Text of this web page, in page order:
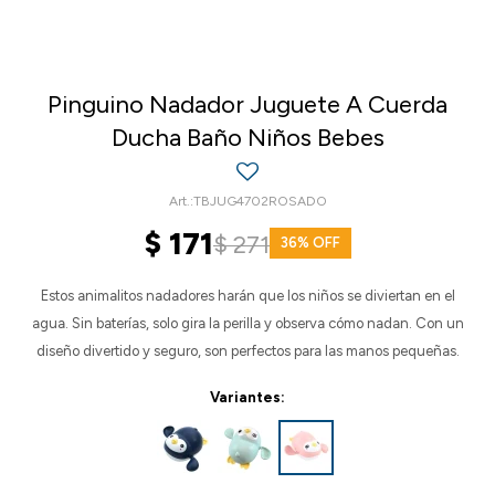
Pinguino Nadador Juguete A Cuerda
Ducha Baño Niños Bebes
TBJUG4702ROSADO
$ 171$271 36
Estos animalitos nadadores harán que los niños se diviertan en el
agua. Sin baterías, solo gira la perilla y observa cómo nadan. Con un
diseño divertido y seguro, son perfectos para las manos pequeñas.
Variantes: